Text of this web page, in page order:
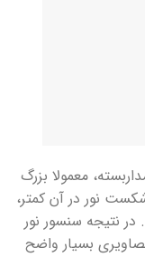
معمولا بزرگ
نور در آن کمتر،
در نتیجه سنسور نور
بسیار واضح